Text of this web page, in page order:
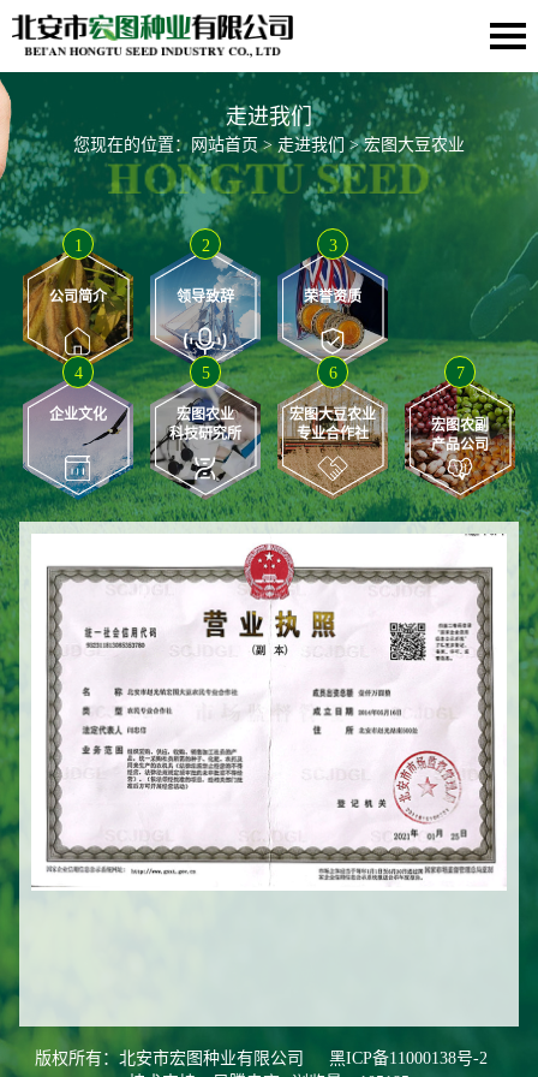
走进我们
您现在的位置： 网站首页>走进我们 > 宏图大豆农业
1
公司简介
2
领导致辞
3
荣誉资质
4
企业文化
5
宏图农业
科技研究所
6
宏图大豆农业
专业合作社
7
宏图农副
产品公司
版权所有：北安市宏图种业有限公司
黑ICP备11000138号-2